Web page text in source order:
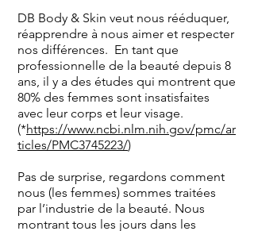
DB Body & Skin veut nous rééduquer,
réapprendre à nous aimer et respecter
nos différences. En tant que
professionnelle de la beauté depuis 8
ans, il y a des études qui montrent que
80% des femmes sont insatisfaites
avec leur corps et leur visage.
(*https://www.ncbi.nlm.nih.gov/pmc/ar
ticles/PMC3745223/)
Pas de surprise, regardons comment
nous (les femmes) sommes traitées
par l’industrie de la beauté. Nous
montrant tous les jours dans les